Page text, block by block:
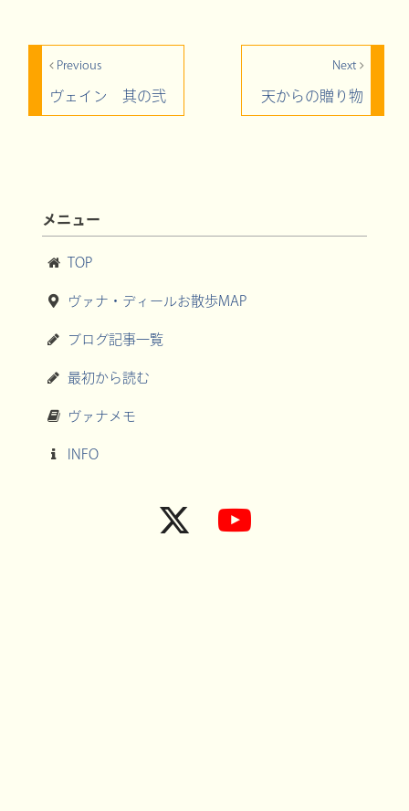
Previous
ヴェイン 其の弐
Next
天からの贈り物
メニュー
TOP
ヴァナ・ディールお散歩MAP
ブログ記事一覧
最初から読む
ヴァナメモ
INFO